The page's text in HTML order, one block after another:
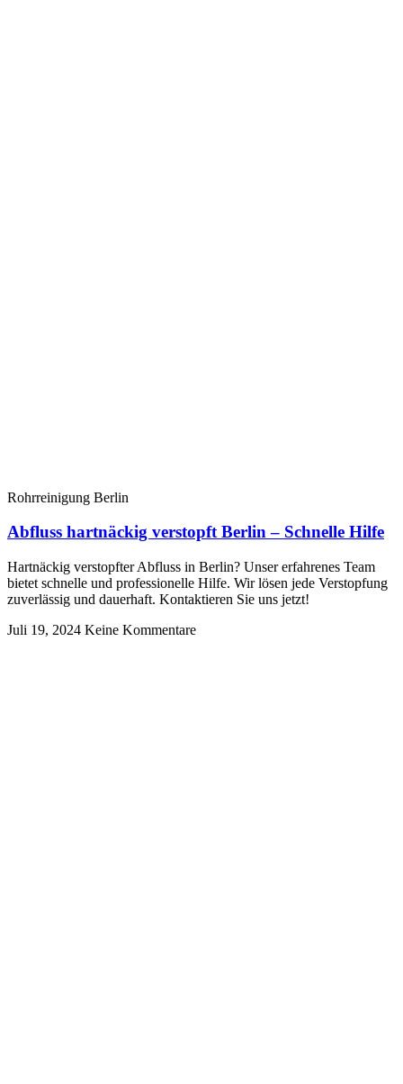
Rohrreinigung Berlin
Abfluss hartnäckig verstopft Berlin – Schnelle Hilfe
Hartnäckig verstopfter Abfluss in Berlin? Unser erfahrenes Team
bietet schnelle und professionelle Hilfe. Wir lösen jede Verstopfung
zuverlässig und dauerhaft. Kontaktieren Sie uns jetzt!
Juli 19, 2024 Keine Kommentare